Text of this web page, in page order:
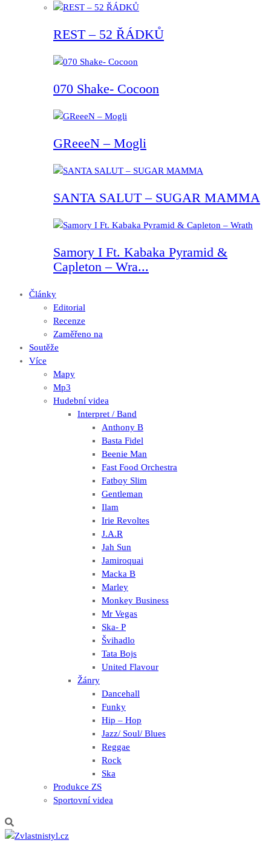
REST – 52 ŘÁDKŮ
070 Shake- Cocoon
GReeeN – Mogli
SANTA SALUT – SUGAR MAMMA
Samory I Ft. Kabaka Pyramid &
Capleton – Wra...
Články
Editorial
Recenze
Zaměřeno na
Soutěže
Více
Mapy
Mp3
Hudební videa
Interpret / Band
Anthony B
Basta Fidel
Beenie Man
Fast Food Orchestra
Fatboy Slim
Gentleman
Ilam
Irie Revoltes
J.A.R
Jah Sun
Jamiroquai
Macka B
Marley
Monkey Business
Mr Vegas
Ska- P
Švihadlo
Tata Bojs
United Flavour
Žánry
Dancehall
Funky
Hip – Hop
Jazz/ Soul/ Blues
Reggae
Rock
Ska
Produkce ZS
Sportovní videa